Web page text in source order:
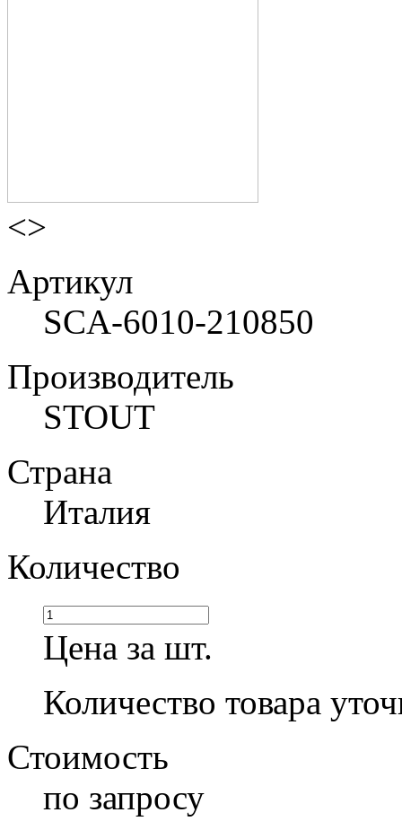
<>
Артикул
SCA-6010-210850
Производитель
STOUT
Страна
Италия
Количество
Цена за шт.
Количество товара
Стоимость
по запросу